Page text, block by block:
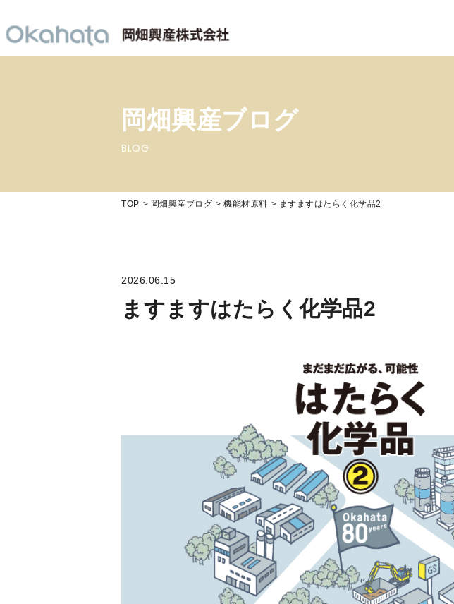
岡畑興産ブログ
BLOG
TOP 岡畑興産ブログ 機能材原料 ますますはたらく化学品2
2026.06.15
ますますはたらく化学品2